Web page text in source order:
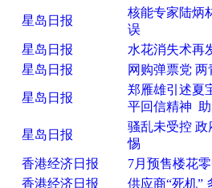
星岛日报
核能专家陆炳
误
星岛日报
水花消失术再
星岛日报
网购弹票党
星岛日报
郑雁雄引述夏
平回信精神
星岛日报
骚乱未受控
惕
香港经济日报
7月预售楼花
香港经济日报
供应商“死机”